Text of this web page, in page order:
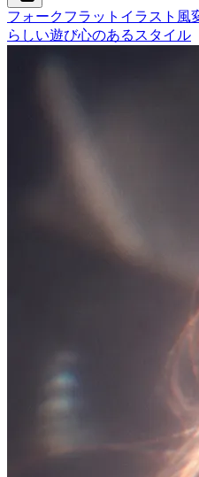
フォークフラットイラスト 風
らしい遊び心のあるスタイル